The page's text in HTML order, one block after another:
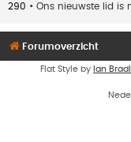
290 • Ons nieuwste lid is
Forumoverzicht
Flat Style by Ian